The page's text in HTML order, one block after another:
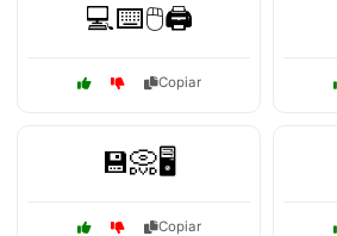
💻⌨️🖱️🖨️
Copiar
💾📀🖥️
Copiar